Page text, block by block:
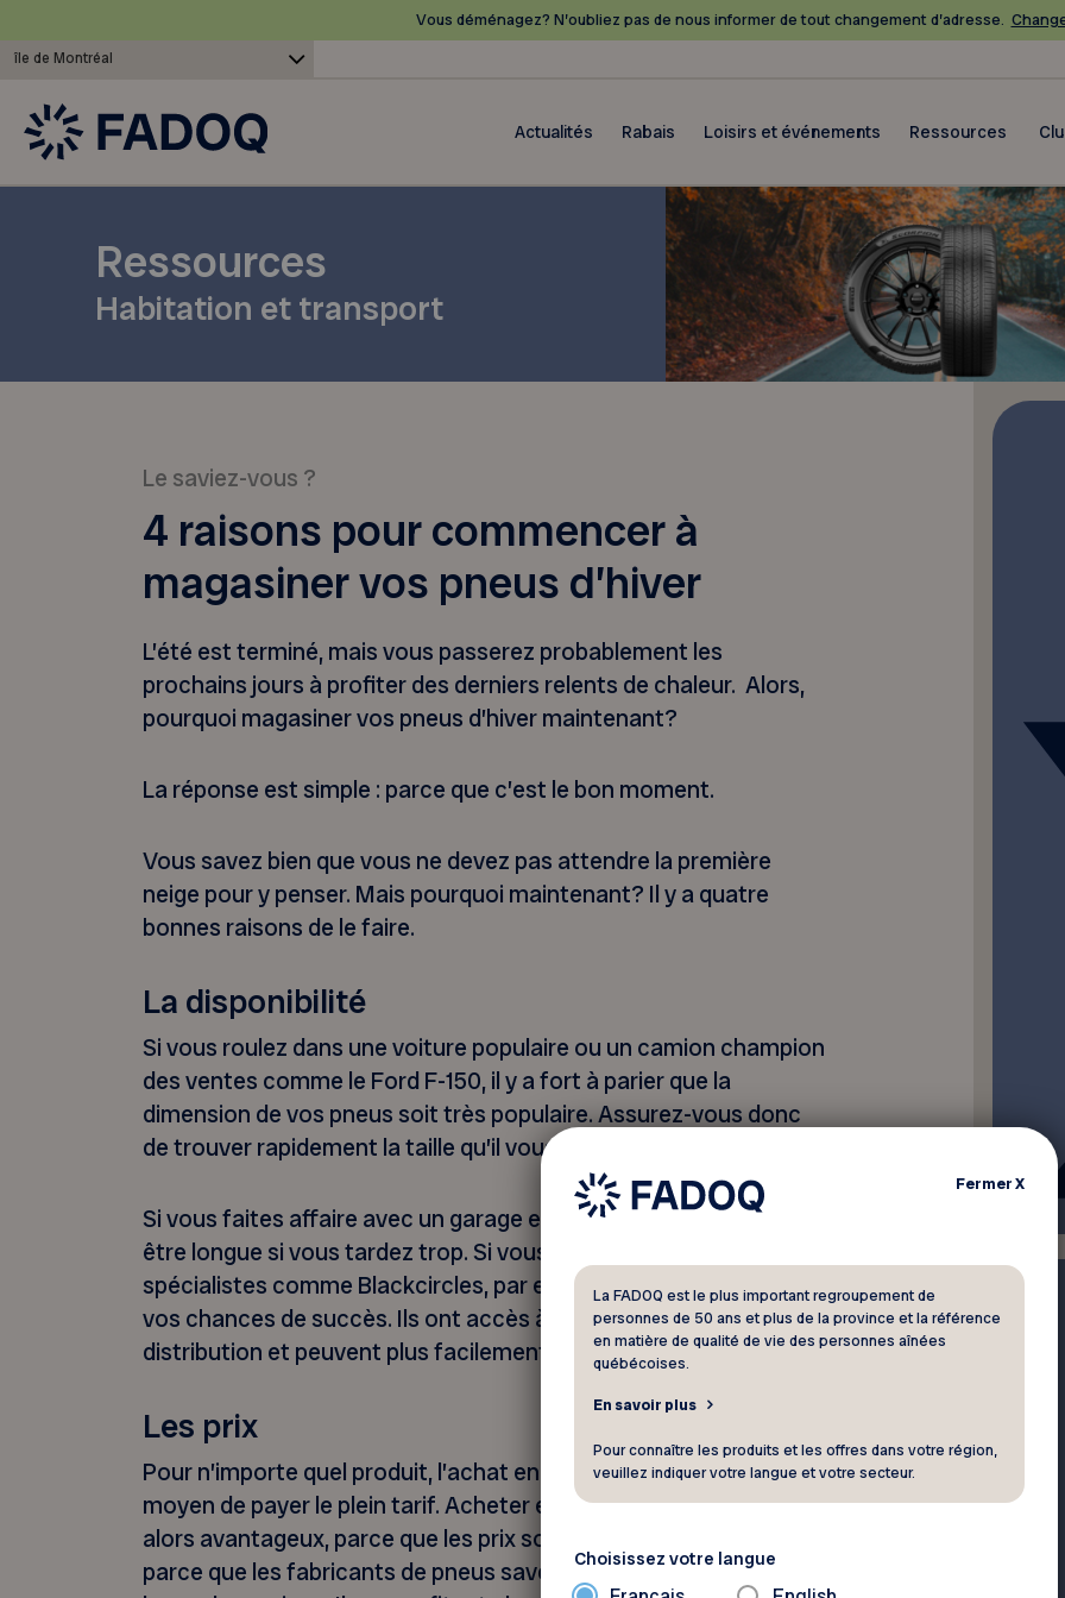
Vous déménagez? N’oubliez pas de nous informer de tout changement d’adresse.
île de Montréal
Actualités Rabais Loisirs et événements Ressources
Ressources
Habitation et transport
Le saviez-vous ?
4 raisons pour commencer à
magasiner vos pneus d’hiver
L’été est terminé, mais vous passerez probablement les
prochains jours à profiter des derniers relents de chaleur. Alors,
pourquoi magasiner vos pneus d’hiver maintenant?
La réponse est simple : parce que c’est le bon moment.
Vous savez bien que vous ne devez pas attendre la première
neige pour y penser. Mais pourquoi maintenant? Il y a quatre
bonnes raisons de le faire.
La disponibilité
Si vous roulez dans une voiture populaire ou un camion champion
des ventes comme le Ford F-150, il y a fort à parier que la
dimension de vos pneus soit très populaire. Assurez-vous donc
de trouver rapidement la taille qu’il vous fait.
Si vous faites affaire avec un garage en particulier, l’attente peut
être longue si vous tardez trop. Si vous faites affaire avec des
spécialistes comme Blackcircles, par exemple, vous augmentez
vos chances de succès. Ils ont accès à plus de 30 entrepôts de
distribution et peuvent plus facilement trouver ce qu’il vous faut.
Les prix
Pour n’importe quel produit, l’achat en pleine saison est le meilleur
moyen de payer le plein tarif. Acheter en début de saison devient
alors avantageux, parce que les prix sont au niveau le plus bas et
parce que les fabricants de pneus savent bien qu’ils doivent
FermerX
La FADOQ est le plus important regroupement de
personnes de 50 ans et plus de la province et la référence
en matière de qualité de vie des personnes aînées
québécoises.
En savoir plus
Pour connaître les produits et les offres dans votre région,
veuillez indiquer votre langue et votre secteur.
Choisissez votre langue